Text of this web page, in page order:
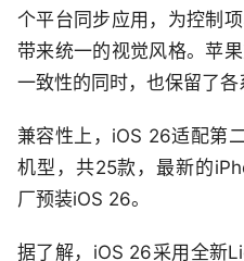
个平台同步应用，为控制
带来统一的视觉风格。苹
一致性的同时，也保留了各
兼容性上，iOS 26适配第
机型，共25款，最新的
厂预装iOS 26。
据了解，iOS 26采用全新